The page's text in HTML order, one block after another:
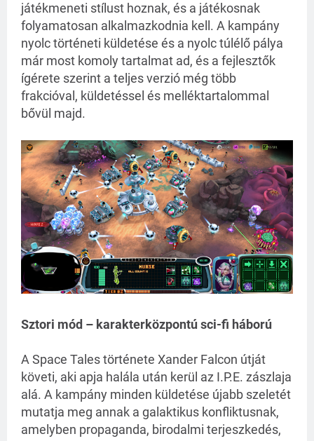
játékmeneti stílust hoznak, és a játékosnak
folyamatosan alkalmazkodnia kell. A kampány
nyolc történeti küldetése és a nyolc túlélő pálya
már most komoly tartalmat ad, és a fejlesztők
ígérete szerint a teljes verzió még több
frakcióval, küldetéssel és melléktartalommal
bővül majd.
Sztori mód – karakterközpontú sci-fi háború
A Space Tales története Xander Falcon útját
követi, aki apja halála után kerül az I.P.E. zászlaja
alá. A kampány minden küldetése újabb szeletét
mutatja meg annak a galaktikus konfliktusnak,
amelyben propaganda, birodalmi terjeszkedés,